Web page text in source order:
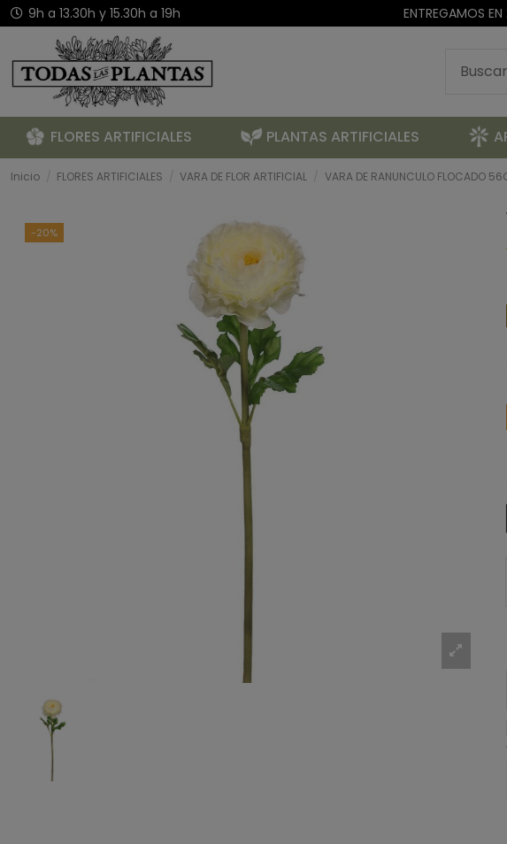
9h a 13.30h y 15.30h a 19h ENTREGAMOS
FLORES ARTIFICIALES PLANTAS ARTIFICIALES
Inicio FLORES ARTIFICIALES VARA DE FLOR ARTIFICIAL VARA DE RANUNCULO FLOCADO
-20%